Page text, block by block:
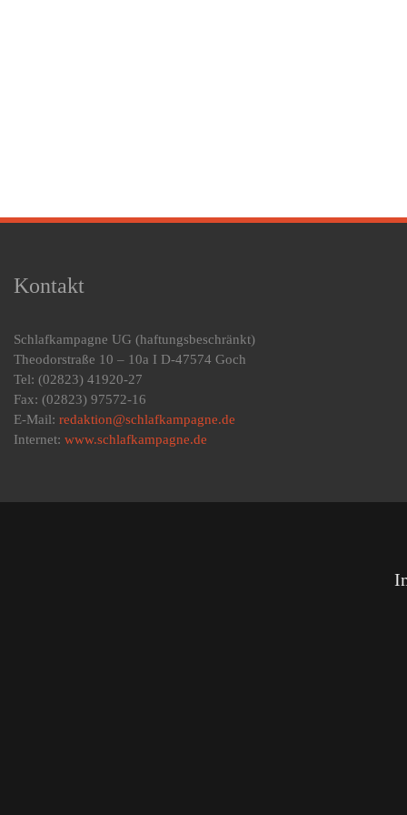
Kontakt
Schlafkampagne UG (haftungsbeschränkt)
Theodorstraße 10 – 10a I D-47574 Goch
Tel: (02823) 41920-27
Fax: (02823) 97572-16
E-Mail: redaktion@schlafkampagne.de
Internet: www.schlafkampagne.de